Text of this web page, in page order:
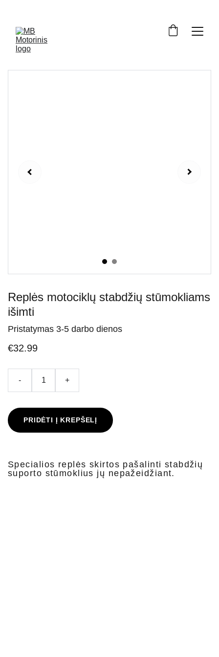
Replės motociklų stabdžių stūmokliams
išimti
Pristatymas 3-5 darbo dienos
€32.99
- +
PRIDĖTI Į KREPŠELĮ
Specialios replės skirtos pašalinti stabdžių
suporto stūmoklius jų nepažeidžiant.